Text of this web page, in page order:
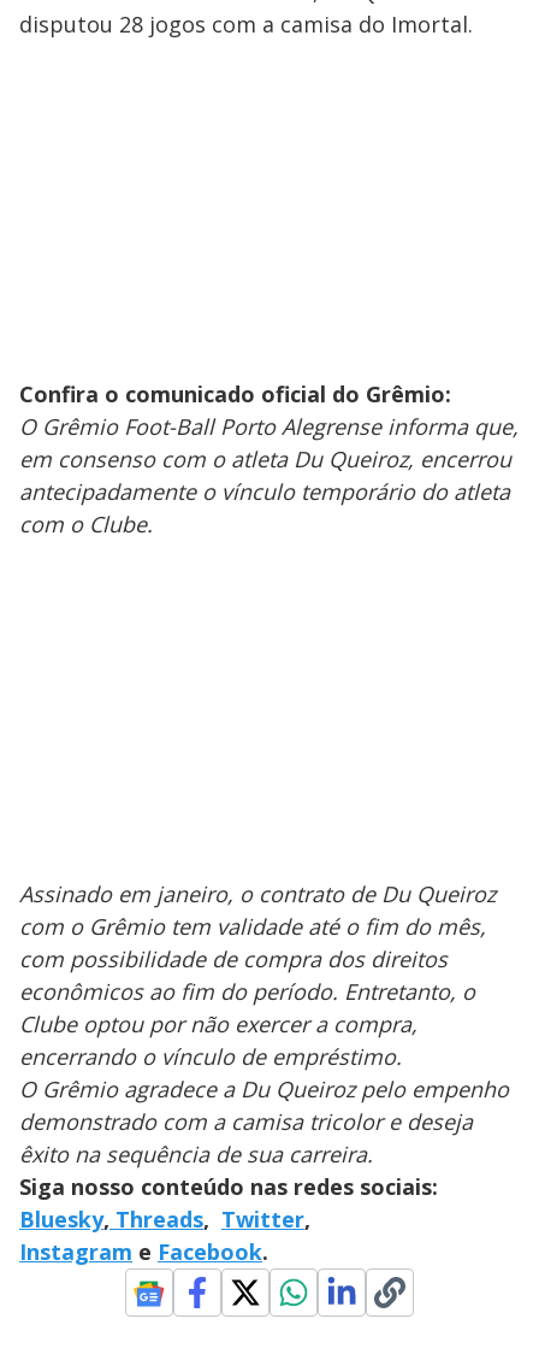
disputou 28 jogos com a camisa do Imortal.
Confira o comunicado oficial do Grêmio:
O Grêmio Foot-Ball Porto Alegrense informa que,
em consenso com o atleta Du Queiroz, encerrou
antecipadamente o vínculo temporário do atleta
com o Clube.
Assinado em janeiro, o contrato de Du Queiroz
com o Grêmio tem validade até o fim do mês,
com possibilidade de compra dos direitos
econômicos ao fim do período. Entretanto, o
Clube optou por não exercer a compra,
encerrando o vínculo de empréstimo.
O Grêmio agradece a Du Queiroz pelo empenho
demonstrado com a camisa tricolor e deseja
êxito na sequência de sua carreira.
Siga nosso conteúdo nas redes sociais:
Bluesky, Threads, Twitter,
Instagram e Facebook.